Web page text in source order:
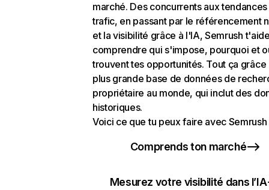
marché. Des concurrents aux
trafic, en passant par le référencement
et la visibilité grâce à l'IA, Semrush
comprendre qui s'impose, pourquoi et
trouvent tes opportunités. Tout ça grâce
plus grande base de données de
propriétaire au monde, qui inclut des
historiques.
Voici ce que tu peux faire avec Semrush
Comprends ton marché
Mesurez votre visibilité dans l’IA